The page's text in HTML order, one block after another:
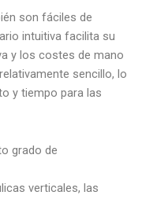
son fáciles de
intuitiva facilita su
y los costes de mano
sencillo, lo
y tiempo para las
grado de
verticales, las